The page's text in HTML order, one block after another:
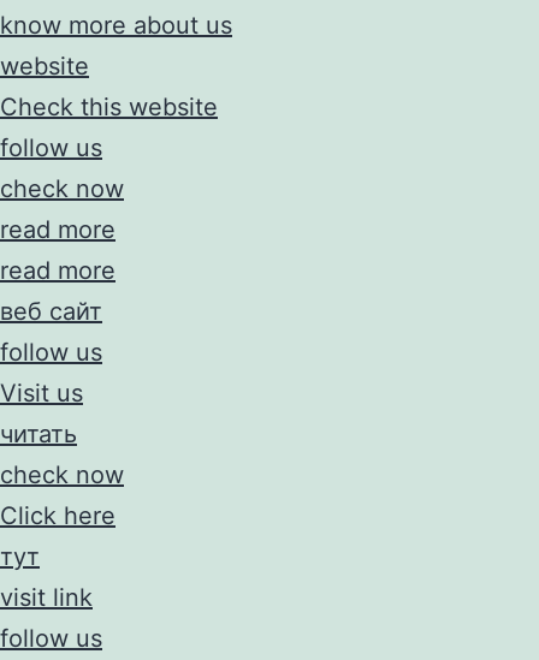
know more about us
website
Check this website
follow us
check now
read more
read more
веб сайт
follow us
Visit us
читать
check now
Click here
тут
visit link
follow us